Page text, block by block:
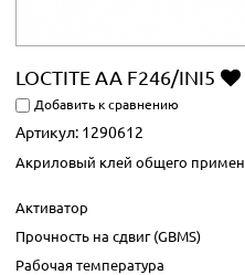
LOCTITE AA F246/INI5
Добавить к сравнению
Артикул: 1290612
Акриловый клей общего
Активатор
Прочность на сдвиг (GBMS)
Рабочая температура